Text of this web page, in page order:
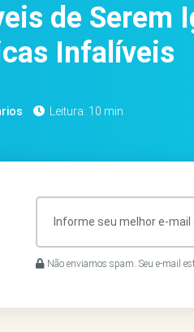
de Serem
Infalíveis
Leitura: 10 min
Não enviamos spam. Seu e-mail